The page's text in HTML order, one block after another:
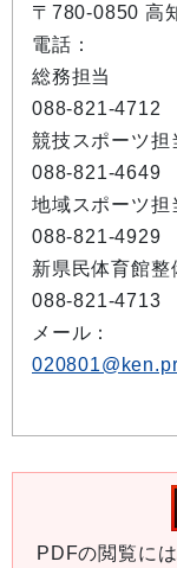
〒780-0850 高
電話：
総務担当
088-821-4712
競技スポーツ担
088-821-4649
地域スポーツ担
088-821-4929
新県民体育館整
088-821-4713
メール：
PDFの閲覧に